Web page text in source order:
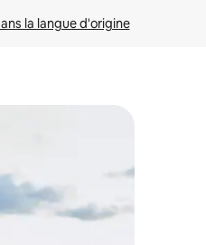
la langue d'origine